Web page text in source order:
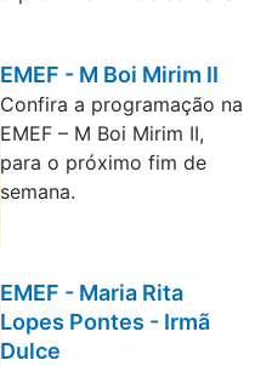
EMEF - M Boi Mirim II
Confira a programação na
EMEF – M Boi Mirim II,
para o próximo fim de
semana.
EMEF - Maria Rita
Lopes Pontes - Irmã
Dulce